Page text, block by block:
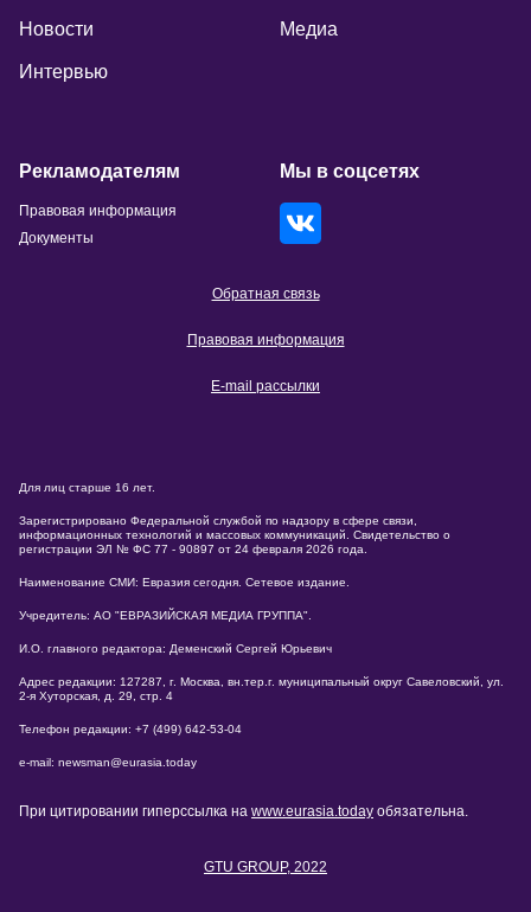
Новости
Интервью
Медиа
Обратная связь
Правовая информация
E-mail рассылки
Рекламодателям
Правовая информация
Документы
Мы в соцсетях
Для лиц старше 16 лет.
Зарегистрировано Федеральной службой по надзору в сфере связи,
информационных технологий и массовых коммуникаций. Свидетельство о
регистрации ЭЛ № ФС 77 - 90897 от 24 февраля 2026 года.
Наименование СМИ: Евразия сегодня. Сетевое издание.
Учредитель: АО "ЕВРАЗИЙСКАЯ МЕДИА ГРУППА".
И.О. главного редактора: Деменский Сергей Юрьевич
Адрес редакции: 127287, г. Москва, вн.тер.г. муниципальный округ Савеловский, ул.
2-я Хуторская, д. 29, стр. 4
Телефон редакции: +7 (499) 642-53-04
e-mail: newsman@eurasia.today
При цитировании гиперссылка на www.eurasia.today обязательна.
GTU GROUP, 2022